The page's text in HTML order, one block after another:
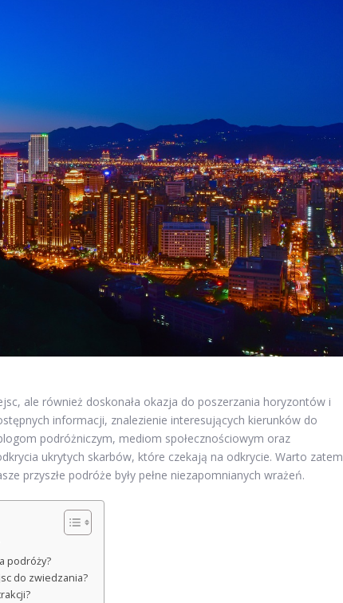
ale również doskonała okazja do poszerzania horyzontów i
informacji, znalezienie interesujących kierunków do
podróżniczym, mediom społecznościowym oraz
ukrytych skarbów, które czekają na odkrycie. Warto zatem
przyszłe podróże były pełne niezapomnianych wrażeń.
podróży?
do zwiedzania?